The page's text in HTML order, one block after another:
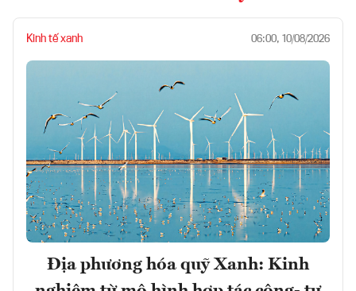
Kinh tế xanh 06:00, 10/08/2026
Địa phương hóa quỹ Xanh: Kinh